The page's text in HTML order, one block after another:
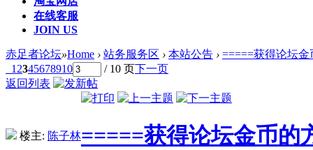
在线客服
JOIN US
赤足者论坛»Home › 站务服务区 › 本站公告 › =====获得论坛
1 2345678910 / 10 页下一页
返回列表
楼主: 陈子林=====获得论坛金币的